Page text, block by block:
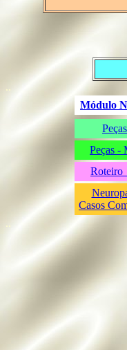
..
Módulo
Peças -
Casos
..